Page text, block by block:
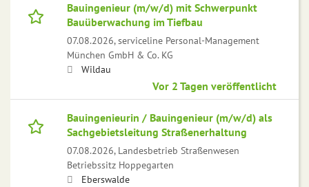
Bauingenieur (m/w/d) mit Schwerpunkt
Bauüberwachung im Tiefbau
07.08.2026,serviceline Personal-Management
München GmbH & Co. KG
Wildau
Vor 2 Tagen veröffentlicht
Bauingenieurin / Bauingenieur (m/w/d) als
Sachgebietsleitung Straßenerhaltung
07.08.2026, Landesbetrieb Straßenwesen
Betriebssitz Hoppegarten
Eberswalde